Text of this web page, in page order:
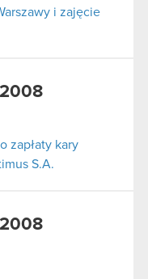
i zajęcie
zapłaty kary
S.A.